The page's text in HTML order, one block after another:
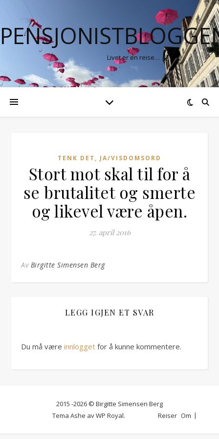
Livet er en reise…
TENK DET, JA/VISDOMSORD
Stort mot skal til for å
se brutalitet og smerte
og likevel være åpen.
27. april 2016
Av Birgitte Simensen Berg
LEGG IGJEN ET SVAR
Du må være innlogget for å kunne kommentere.
2015 -2026 © Birgitte Simensen Berg
Reiser Om
Tema Ashe avWP Royal.